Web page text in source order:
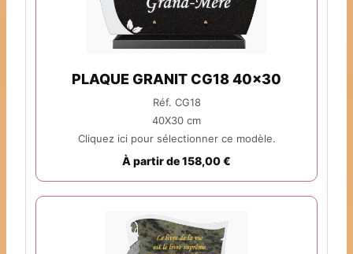
PLAQUE GRANIT CG18 40x30
Réf. CG18
40X30 cm
Cliquez ici pour sélectionner ce modèle.
À partir de 158,00 €